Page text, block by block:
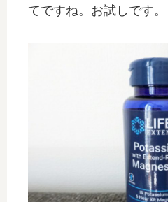
てですね。お試しです。